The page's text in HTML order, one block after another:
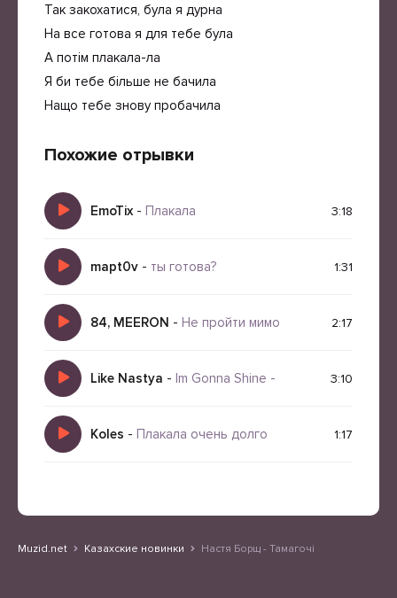
Так закохатися, була я дурна
На все готова я для тебе була
А потім плакала-ла
Я би тебе більше не бачила
Нащо тебе знову пробачила
Похожие отрывки
EmoTix - Плакала 3:18
mapt0v - ты готова? 1:31
84, MEERON - Не пройти мимо 2:17
Like Nastya - Im Gonna Shine - 3:10
Koles - Плакала очень долго 1:17
Muzid.net Казахские новинки Настя Борщ - Тамагочі